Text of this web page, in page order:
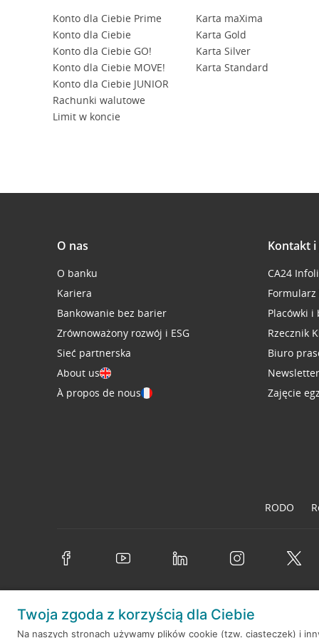
Przeglądarka Chrome ma usługę Smart Lock –
W razie wątpliwości skontaktuj się przez serwis
W razie wątpliwości: serwis telefoniczny CA24
odznacz Włącz automatyczne
Opera Sync nie powinien przechowywać haseł
Kontakt:serwis telefoniczny CA24 eBank
Konto dla Ciebie Prime
Konto dla Ciebie
Konto dla Ciebie GO!
Konto dla Ciebie MOVE!
Konto dla Ciebie JUNIOR
Rachunki walutowe
Limit w koncie
Karta maXima
Karta Gold
Karta Silver
Karta Standard
O nas
O banku
Kariera
Bankowanie bez barier
Zrównoważony rozwój i ESG
Sieć partnerska
About us
À propos de nous
Kontakt
CA24
Placówki i
Rzecznik
Biuro
Newsletter
Zajęcie
RODO
© 2026 Credit Agricole Bank Polska S.A. Wszelkie prawa
Twoja zgoda z korzyścią dla Ciebie
Na naszych stronach używamy plików cookie (tzw. ciasteczek) i